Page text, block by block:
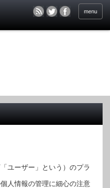
menu
ユーザー」という）のプラ
人情報の管理に細心の注意